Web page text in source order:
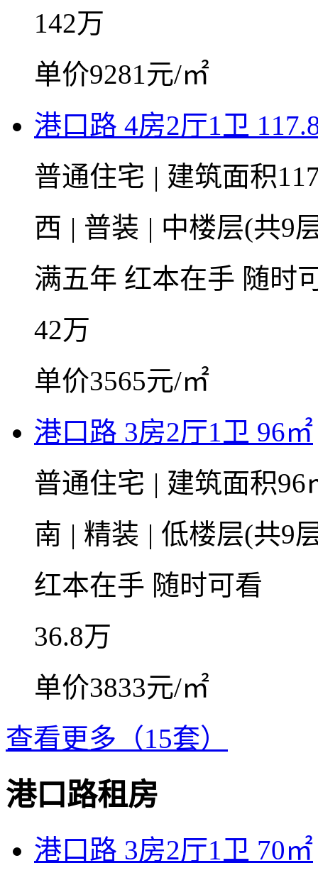
142万
单价9281元/㎡
港口路 4房2厅1卫
普通住宅 | 建筑面积
西 | 普装 | 中楼层(共9
满五年 红本在手 随时
42万
单价3565元/㎡
港口路 3房2厅1卫 96㎡
普通住宅 | 建筑面积
南 | 精装 | 低楼层(共9
红本在手 随时可看
36.8万
单价3833元/㎡
查看更多（15套）
港口路租房
港口路 3房2厅1卫 70㎡